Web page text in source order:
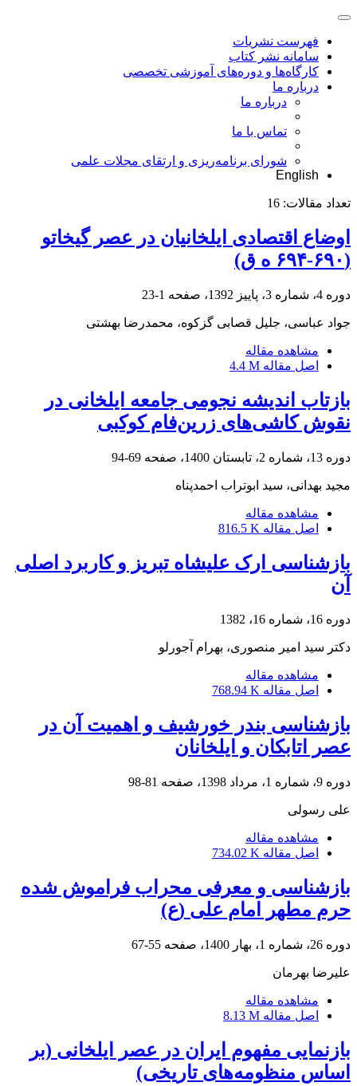
فهرست نشریات
سامانه نشر کتاب
کارگاه‌ها و دوره‌های آموزشی تخصصی
درباره ما
درباره ما
تماس با ما
شورای برنامه‌ریزی و ارتقای مجلات علمی
English
تعداد مقالات: 16
اوضاع اقتصادی ایلخانیان در عصر گیخاتو
(۶۹۰-۶۹۴ ه ق)
دوره 4، شماره 3، پاییز 1392، صفحه 1-23
جواد عباسی، جلیل قصابی گزکوه، محمدرضا بهشتی
مشاهده مقاله
اصل مقاله 4.4 M
بازتاب اندیشه نجومی جامعه ایلخانی در
نقوش کاشی‌های زرین‌فام کوکبی
دوره 13، شماره 2، تابستان 1400، صفحه 69-94
مجید بهدانی، سید ابوتراب احمدپناه
مشاهده مقاله
اصل مقاله 816.5 K
بازشناسی ارک علیشاه تبریز و کاربرد اصلی
آن
دوره 16، شماره 16، 1382
دکتر سید امیر منصوری، بهرام آجورلو
مشاهده مقاله
اصل مقاله 768.94 K
بازشناسی بندر خورشیف و اهمیت آن در
عصر اتابکان و ایلخانان
دوره 9، شماره 1، مرداد 1398، صفحه 81-98
علی رسولی
مشاهده مقاله
اصل مقاله 734.02 K
بازشناسی و معرفی محراب فراموش شده
حرم مطهر امام علی (ع)
دوره 26، شماره 1، بهار 1400، صفحه 55-67
علیرضا بهرمان
مشاهده مقاله
اصل مقاله 8.13 M
بازنمایی مفهوم ایران‌ در عصر ایلخانی (بر
اساس منظومه‌های تاریخی)